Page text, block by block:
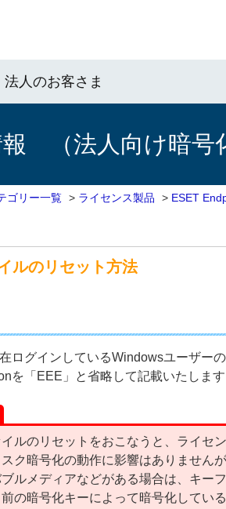
法人のお客さま
（法人向け暗号
ゴリー一覧 > ライセンス製品 > ESET
ルのリセット方法
ログインしているWindowsユーザー
を「EEE」と省略して記載いたしま
ルのリセットをおこなうと、ライセ
ク暗号化の動作に影響はありません
ブルメディアなどがある場合は、キー
前の暗号化キーによって暗号化してい